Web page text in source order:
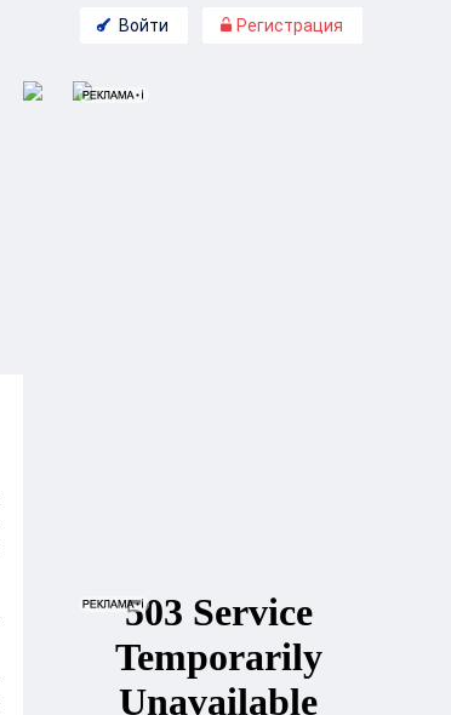
Войти Регистрация